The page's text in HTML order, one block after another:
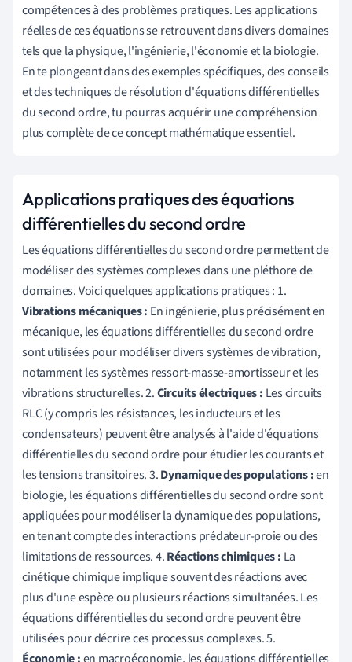
compétences à des problèmes pratiques. Les applications
réelles de ces équations se retrouvent dans divers domaines
tels que la physique, l'ingénierie, l'économie et la biologie.
En te plongeant dans des exemples spécifiques, des conseils
et des techniques de résolution d'équations différentielles
du second ordre, tu pourras acquérir une compréhension
plus complète de ce concept mathématique essentiel.
Applications pratiques des équations
différentielles du second ordre
Les équations différentielles du second ordre permettent de
modéliser des systèmes complexes dans une pléthore de
domaines. Voici quelques applications pratiques : 1.
Vibrations mécaniques : En ingénierie, plus précisément en
mécanique, les équations différentielles du second ordre
sont utilisées pour modéliser divers systèmes de vibration,
notamment les systèmes ressort-masse-amortisseur et les
vibrations structurelles. 2.Circuits électriques : Les circuits
RLC (y compris les résistances, les inducteurs et les
condensateurs) peuvent être analysés à l'aide d'équations
différentielles du second ordre pour étudier les courants et
les tensions transitoires. 3.Dynamique des populations :en
biologie, les équations différentielles du second ordre sont
appliquées pour modéliser la dynamique des populations,
en tenant compte des interactions prédateur-proie ou des
limitations de ressources. 4.Réactions chimiques : La
cinétique chimique implique souvent des réactions avec
plus d'une espèce ou plusieurs réactions simultanées. Les
équations différentielles du second ordre peuvent être
utilisées pour décrire ces processus complexes. 5.
Économie :en macroéconomie, les équations différentielles